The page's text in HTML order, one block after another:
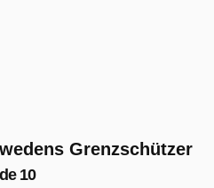
Grenzschützer
10